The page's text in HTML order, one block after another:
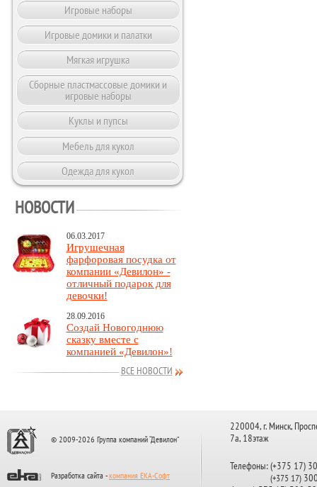
Игровые наборы
Игровые домики и палатки
Мягкая игрушка
Сборные пластмассовые домики и
игровые наборы
Куклы и пупсы
Мебель для кукол
Одежда для кукол
НОВОСТИ
06.03.2017
Игрушечная
фарфоровая посудка от
компании «Девилон» -
отличный подарок для
девочки!
28.09.2016
Создай Новогоднюю
сказку вместе с
компанией «Девилон»!
ВСЕ НОВОСТИ
© 2009-2026 Группа компаний “Девилон”
Разработка сайта - компания ЕКА-Софт
220004, г. Минск,
7а, 18этаж
Телефоны: (+375 17)
(+375 17)